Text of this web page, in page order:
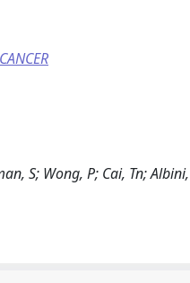
S; Wong, P; Cai, Tn;